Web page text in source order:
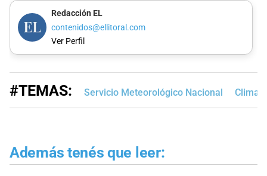
Redacción EL
contenidos@ellitoral.com
Ver Perfil
#TEMAS: Servicio Meteorológico Nacional Clima
Además tenés que leer: